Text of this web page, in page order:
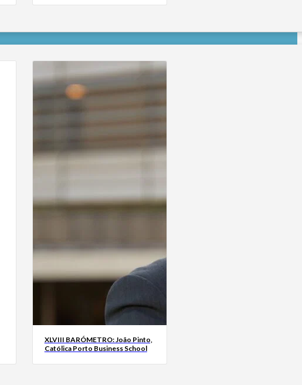
XLVIII BARÓMETRO: João Pinto,
Católica Porto Business School